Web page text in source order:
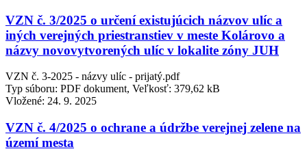
VZN č. 3/2025 o určení existujúcich názvov ulíc a
iných verejných priestranstiev v meste Kolárovo a
názvy novovytvorených ulíc v lokalite zóny JUH
VZN č. 3-2025 - názvy ulíc - prijatý.pdf
Typ súboru: PDF dokument, Veľkosť: 379,62 kB
Vložené: 24. 9. 2025
VZN č. 4/2025 o ochrane a údržbe verejnej zelene na
území mesta